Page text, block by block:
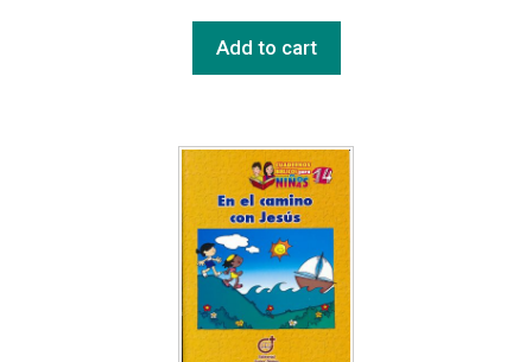
Add to cart